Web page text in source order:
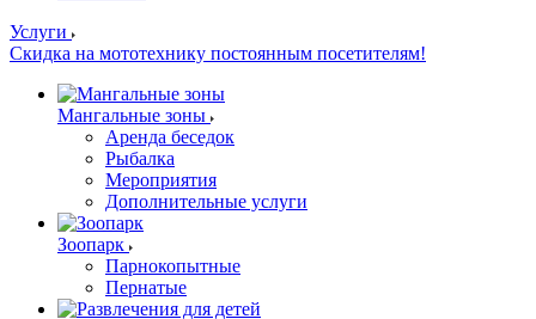
Услуги
Скидка на мототехнику постоянным посетителям!
Мангальные зоны
Аренда беседок
Рыбалка
Мероприятия
Дополнительные услуги
Зоопарк
Парнокопытные
Пернатые